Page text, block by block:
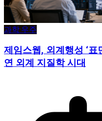
과학·우주
제임스웹, 외계행성 ‘표
연 외계 지질학 시대